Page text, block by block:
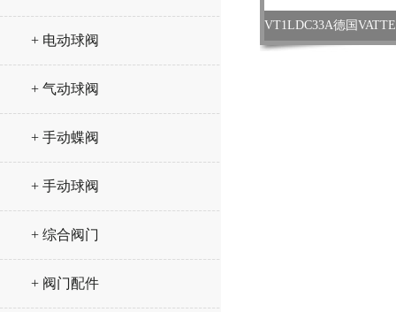
+ 电动球阀
+ 气动球阀
+ 手动蝶阀
+ 手动球阀
+ 综合阀门
+ 阀门配件